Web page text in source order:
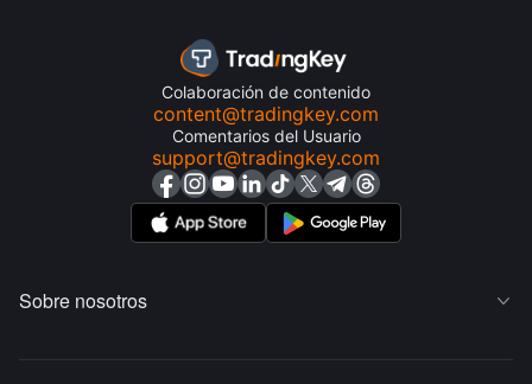
Colaboración de contenido
content@tradingkey.com
Comentarios del Usuario
support@tradingkey.com
Sobre nosotros 